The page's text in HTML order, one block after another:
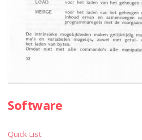
Software
Quick List